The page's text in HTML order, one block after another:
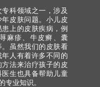
科领域之一，涉及
皮肤问题。小儿皮
上的皮肤疾病，例
麻疹、牛皮癣、囊
虽然我们的皮肤看
人有着许多不同的
法来治疗孩子的皮
生也具备帮助儿童
专业知识。